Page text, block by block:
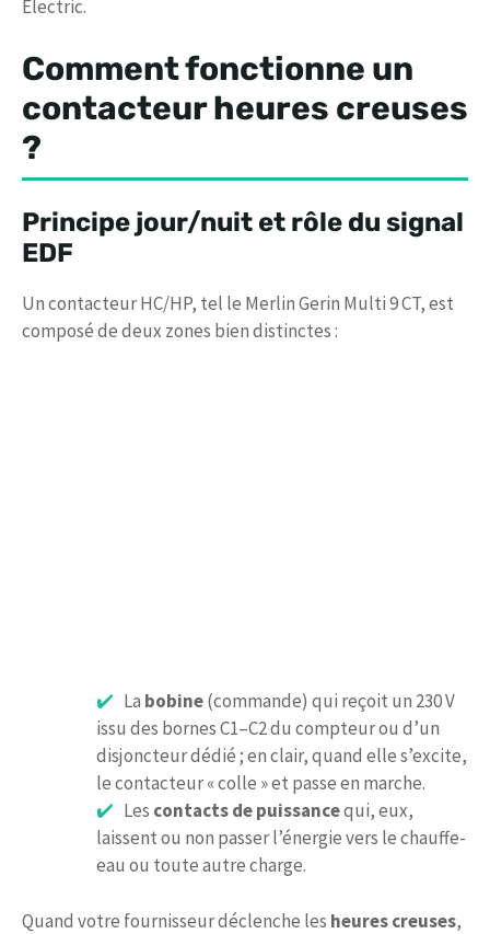
Electric.
Comment fonctionne un
contacteur heures creuses
?
Principe jour/nuit et rôle du signal
EDF
Un contacteur HC/HP, tel le Merlin Gerin Multi 9 CT, est
composé de deux zones bien distinctes :
La bobine(commande) qui reçoit un 230 V
issu des bornes C1–C2 du compteur ou d’un
disjoncteur dédié ; en clair, quand elle s’excite,
le contacteur « colle » et passe en marche.
Les contacts de puissancequi, eux,
laissent ou non passer l’énergie vers le chauffe-
eau ou toute autre charge.
Quand votre fournisseur déclenche les heures creuses,